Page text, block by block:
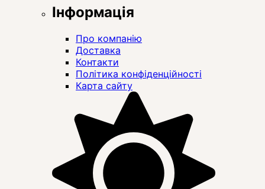
Інформація
Про компанію
Доставка
Контакти
Політика конфіденційності
Карта сайту